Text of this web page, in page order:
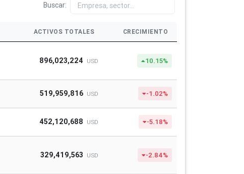
Buscar:
ACTIVOS TOTALES CRECIMIENTO
896,023,224 USD 10.15%
519,959,816 USD -1.02%
452,120,688 USD -5.18%
329,419,563 USD -2.84%